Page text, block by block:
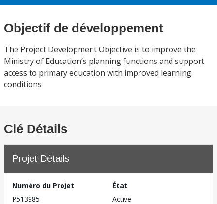
Objectif de développement
The Project Development Objective is to improve the
Ministry of Education’s planning functions and support
access to primary education with improved learning
conditions
Clé Détails
Projet Détails
Numéro du Projet
P513985
État
Active